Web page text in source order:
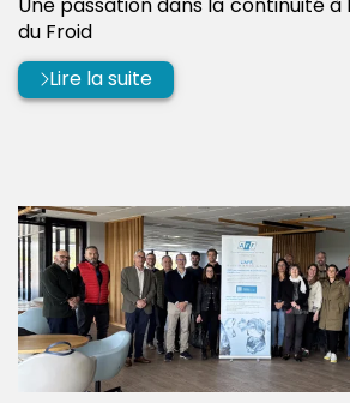
Une passation dans la continuité à
du Froid
Lire la suite